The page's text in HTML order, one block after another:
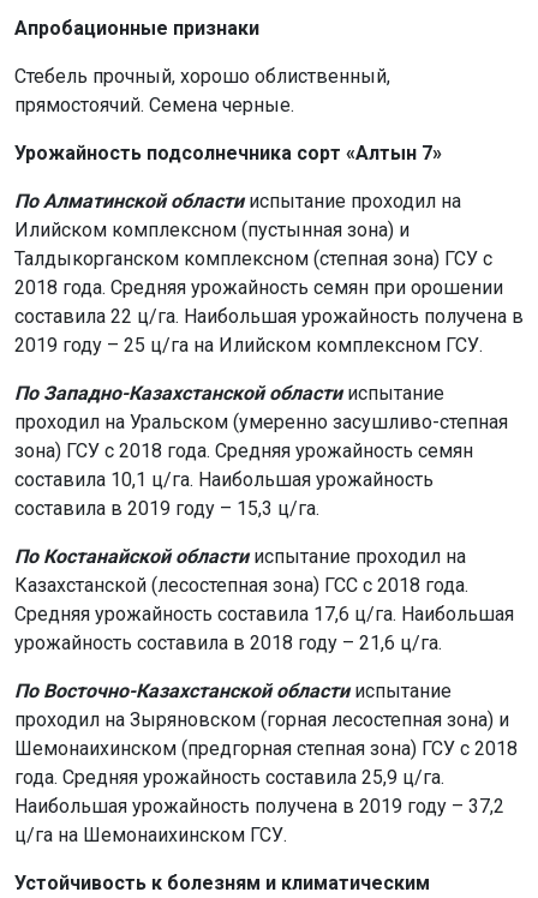
Апробационные признаки
Стебель прочный, хорошо облиственный,
прямостоячий. Семена черные.
Урожайность подсолнечника сорт «Алтын 7»
По Алматинской областииспытание проходил на
Илийском комплексном (пустынная зона) и
Талдыкорганском комплексном (степная зона) ГСУ с
2018 года. Средняя урожайность семян при орошении
составила 22 ц/га. Наибольшая урожайность получена в
2019 году – 25 ц/га на Илийском комплексном ГСУ.
По Западно-Казахстанской областииспытание
проходил на Уральском (умеренно засушливо-степная
зона) ГСУ с 2018 года. Средняя урожайность семян
составила 10,1 ц/га. Наибольшая урожайность
составила в 2019 году – 15,3 ц/га.
По Костанайской областииспытание проходил на
Казахстанской (лесостепная зона) ГСС с 2018 года.
Средняя урожайность составила 17,6 ц/га. Наибольшая
урожайность составила в 2018 году – 21,6 ц/га.
По Восточно-Казахстанской областииспытание
проходил на Зыряновском (горная лесостепная зона) и
Шемонаихинском (предгорная степная зона) ГСУ с 2018
года. Средняя урожайность составила 25,9 ц/га.
Наибольшая урожайность получена в 2019 году – 37,2
ц/га на Шемонаихинском ГСУ.
Устойчивость к болезням и климатическим